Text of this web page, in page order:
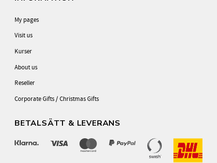
My pages
Visit us
Kurser
About us
Reseller
Corporate Gifts / Christmas Gifts
BETALSÄTT & LEVERANS